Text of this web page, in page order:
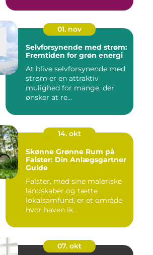
01. nov
Selvforsynende med strøm:
Fremtiden for grøn energi
At blive selvforsynende med
strøm er en attraktiv
mulighed for mange, der
ønsker at re...
14. okt
Skønne Grønne Rum på
Falster: Din Anlægsgartner
Guide
Falster, med sine maleriske
landskaber og tætte
lokalsamfund, er et område
hvor haven ik...
07. okt